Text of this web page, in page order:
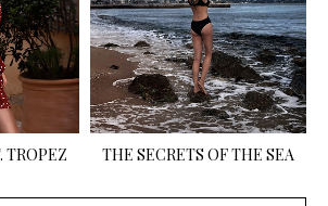
TROPEZ THE SECRETS OF THE SEA